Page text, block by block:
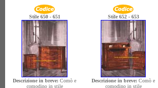
Stile 650 - 651 Stile 652 - 653
Descrizione in breve: Comò e
comodino in stile
Descrizione in breve: Comò e
comodino in stile